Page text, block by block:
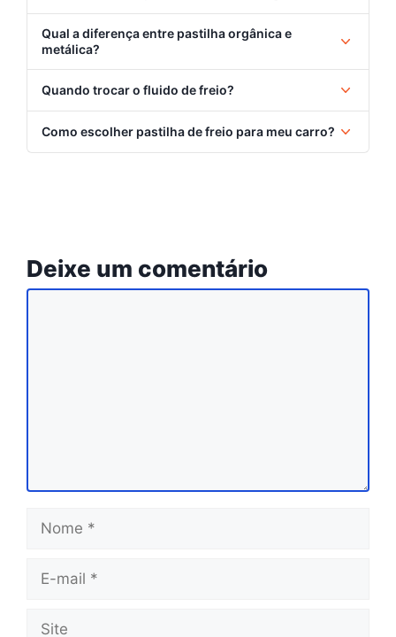
Qual a diferença entre pastilha orgânica e
metálica?
Quando trocar o fluido de freio?
Como escolher pastilha de freio para meu carro?
Deixe um comentário
Nome
Site